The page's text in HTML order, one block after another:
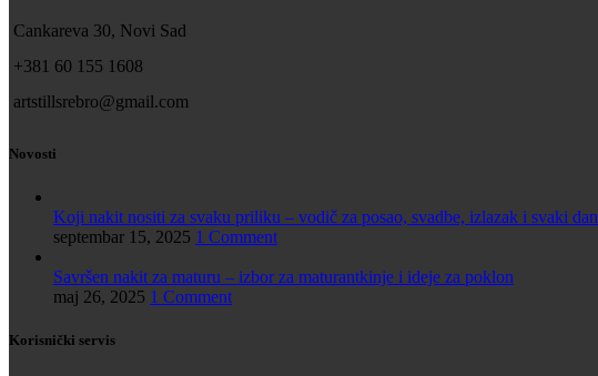
Cankareva 30, Novi Sad
+381 60 155 1608
artstillsrebro@gmail.com
Novosti
Koji nakit nositi za svaku priliku – vodič za posao, svadbe, izlazak i svaki dan
septembar 15, 2025 1 Comment
Savršen nakit za maturu – izbor za maturantkinje i ideje za poklon
maj 26, 2025 1 Comment
Korisnički servis